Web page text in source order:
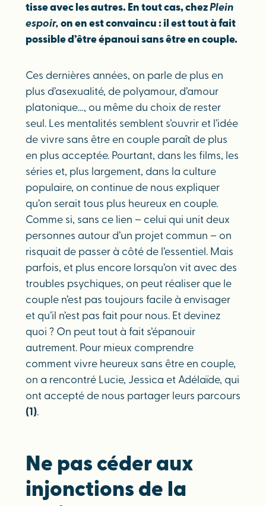
tisse avec les autres. En tout cas, chezPlein
espoir, on en est convaincu : il est tout à fait
possible d’être épanoui sans être en couple.
Ces dernières années, on parle de plus en
plus d’asexualité, de polyamour, d’amour
platonique…, ou même du choix de rester
seul. Les mentalités semblent s’ouvrir et l’idée
de vivre sans être en couple paraît de plus
en plus acceptée. Pourtant, dans les films, les
séries et, plus largement, dans la culture
populaire, on continue de nous expliquer
qu’on serait tous plus heureux en couple.
Comme si, sans ce lien – celui qui unit deux
personnes autour d’un projet commun – on
risquait de passer à côté de l’essentiel. Mais
parfois, et plus encore lorsqu’on vit avec des
troubles psychiques, on peut réaliser que le
couple n’est pas toujours facile à envisager
et qu’il n’est pas fait pour nous. Et devinez
quoi ? On peut tout à fait s’épanouir
autrement. Pour mieux comprendre
comment vivre heureux sans être en couple,
on a rencontré Lucie, Jessica et Adélaïde, qui
ont accepté de nous partager leurs parcours
(1).
Ne pas céder aux
injonctions de la